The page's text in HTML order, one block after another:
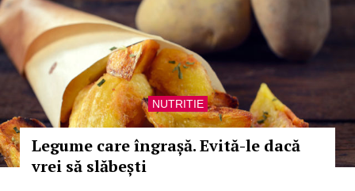
NUTRITIE
Legume care îngrașă. Evită-le dacă
vrei să slăbești